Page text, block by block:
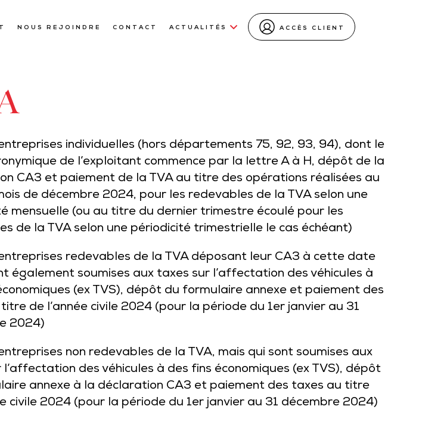
NOUS REJOINDRE CONTACT ACTUALITÉS ACCÈS CLIENT
individuelles (hors départements 75, 92, 93, 94), dont le
de l’exploitant commence par la lettre A à H, dépôt de la
CA3 et paiement de la TVA au titre des opérations réalisées au
de décembre 2024, pour les redevables de la TVA selon une
mensuelle (ou au titre du dernier trimestre écoulé pour les
de la TVA selon une périodicité trimestrielle le cas échéant)
redevables de la TVA déposant leur CA3 à cette date
également soumises aux taxes sur l’affectation des véhicules à
(ex TVS), dépôt du formulaire annexe et paiement des
de l’année civile 2024 (pour la période du 1er janvier au 31
2024)
non redevables de la TVA, mais qui sont soumises aux
des véhicules à des fins économiques (ex TVS), dépôt
annexe à la déclaration CA3 et paiement des taxes au titre
civile 2024 (pour la période du 1er janvier au 31 décembre 2024)